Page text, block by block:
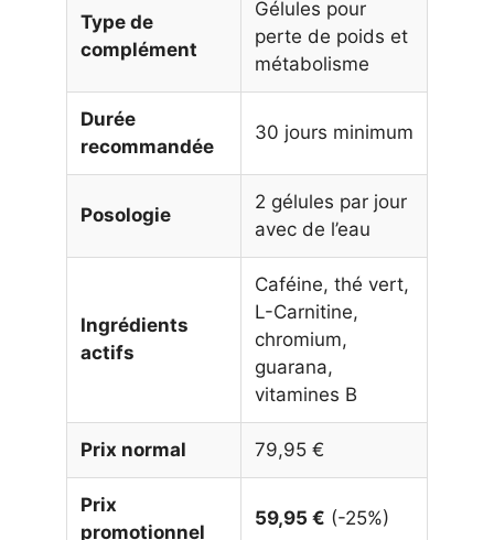
Type de
complément
Gélules pour
perte de poids et
métabolisme
Durée
recommandée
30 jours minimum
Posologie
2 gélules par jour
avec de l’eau
Ingrédients
actifs
Caféine, thé vert,
L-Carnitine,
chromium,
guarana,
vitamines B
Prix normal 79,95 €
Prix
promotionnel
59,95 € (-25%)